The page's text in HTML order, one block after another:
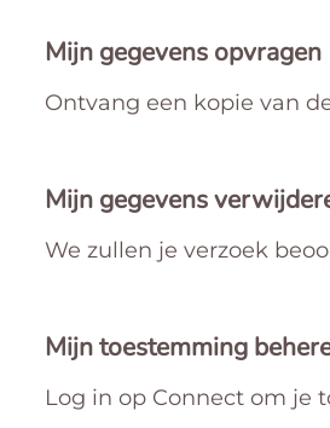
Mijn gegevens opvragen
Ontvang een kopie van
Mijn gegevens
We zullen je verzoek
Mijn toestemming
Log in op Connect om je